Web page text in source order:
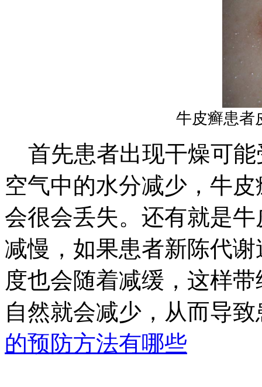
牛皮癣患者
首先患者出现干燥可能
空气中的水分减少，牛
会很会丢失。还有就是
减慢，如果患者新陈代
度也会随着减缓，这样
自然就会减少，从而导
的预防方法有哪些